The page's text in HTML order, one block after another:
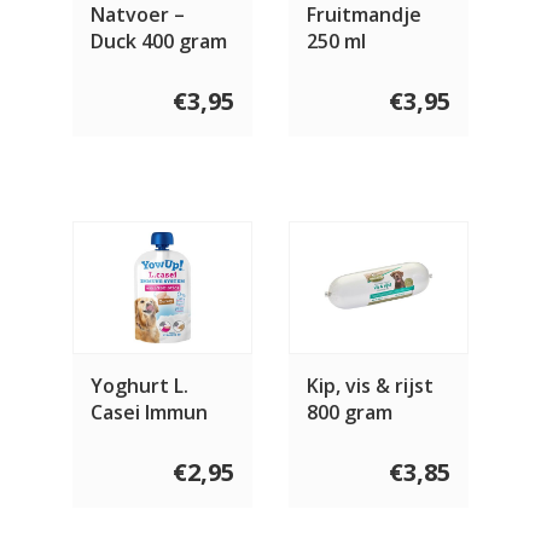
Natvoer –
Duck 400 gram
€3,95
Fruitmandje
250 ml
€3,95
Yoghurt L.
Casei Immun
120 gram€2,95
Kip, vis & rijst
800 gram
€3,85